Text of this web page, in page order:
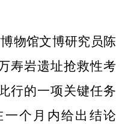
物馆文博研究员陈
寿岩遗址抢救性考
行的一项关键任务
个月内给出结论